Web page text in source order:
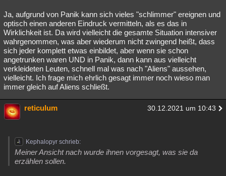
Ja, aufgrund von Panik kann sich vieles "schlimmer" ereignen und
optisch einen anderen Eindruck vermitteln, als es das in
Wirklichkeit ist. Da wird vielleicht die gesamte Situation intensiver
wahrgenommen, was aber wiederum nicht zwingend heißt, dass
sich jeder komplett etwas einbildet, aber wenn sie schon
angetrunken waren UND in Panik, dann kann aus vielleicht
verkleideten Leuten, schnell mal was nach "Aliens" aussehen,
vielleicht. Ich frage mich ehrlich gesagt immer noch wieso man
immer gleich auf Aliens schließt.
reticulum 30.12.2021 um 10:43
Kephalopyr schrieb:
Meiner Ansicht nach wurde ihnen vorgesagt, was sie da
erzählen sollen.